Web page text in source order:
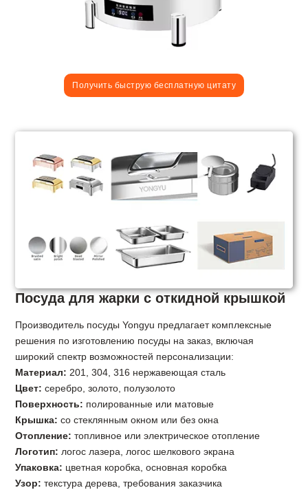
Получить быструю бесплатную цитату
Посуда для жарки с откидной крышкой
Производитель посуды Yongyu предлагает комплексные
решения по изготовлению посуды на заказ, включая
широкий спектр возможностей персонализации:
Материал: 201, 304, 316 нержавеющая сталь
Цвет: серебро, золото, полузолото
Поверхность: полированные или матовые
Крышка: со стеклянным окном или без окна
Отопление: топливное или электрическое отопление
Логотип: логос лазера, логос шелкового экрана
Упаковка: цветная коробка, основная коробка
Узор: текстура дерева, требования заказчика